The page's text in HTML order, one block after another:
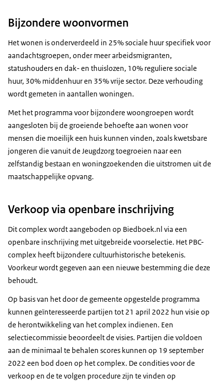
Bijzondere woonvormen
Het wonen is onderverdeeld in 25% sociale huur specifiek voor
aandachtsgroepen, onder meer arbeidsmigranten,
statushouders en dak- en thuislozen, 10% reguliere sociale
huur, 30% middenhuur en 35% vrije sector. Deze verhouding
wordt gemeten in aantallen woningen.
Met het programma voor bijzondere woongroepen wordt
aangesloten bij de groeiende behoefte aan wonen voor
mensen die moeilijk een huis kunnen vinden, zoals kwetsbare
jongeren die vanuit de Jeugdzorg toegroeien naar een
zelfstandig bestaan en woningzoekenden die uitstromen uit de
maatschappelijke opvang.
Verkoop via openbare inschrijving
Dit complex wordt aangeboden op Biedboek.nl via een
openbare inschrijving met uitgebreide voorselectie. Het PBC-
complex heeft bijzondere cultuurhistorische betekenis.
Voorkeur wordt gegeven aan een nieuwe bestemming die deze
behoudt.
Op basis van het door de gemeente opgestelde programma
kunnen geïnteresseerde partijen tot 21 april 2022 hun visie op
de herontwikkeling van het complex indienen. Een
selectiecommissie beoordeelt de visies. Partijen die voldoen
aan de minimaal te behalen scores kunnen op 19 september
2022 een bod doen op het complex. De condities voor de
verkoop en de te volgen procedure zijn te vinden op